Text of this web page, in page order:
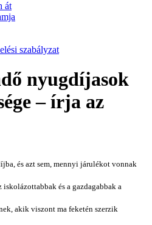
át
szabályzat
nyugdíjasok
– írja az
és azt sem, mennyi járulékot vonnak
és a gazdagabbak a
akik viszont ma feketén szerzik